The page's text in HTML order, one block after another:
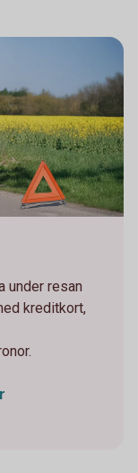
under resan
kreditkort,